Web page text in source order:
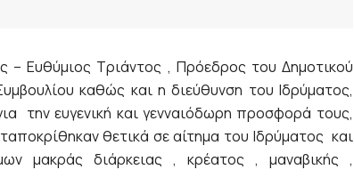
– Ευθύμιος Τριάντος , Πρόεδρος του Δημοτικού
καθώς και η διεύθυνση του Ιδρύματος,
την ευγενική και γενναιόδωρη προσφορά τους,
θετικά σε αίτημα του Ιδρύματος και
μακράς διάρκειας , κρέατος , μαναβικής ,